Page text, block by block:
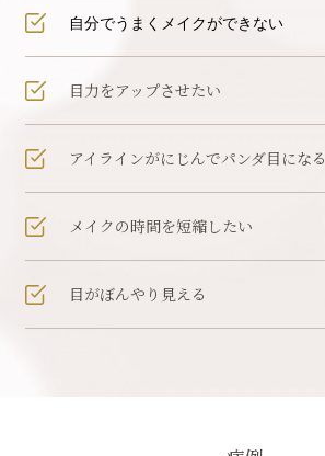
自分でうまくメイクができない
目力をアップさせたい
アイラインがにじんでパンダ目になる
メイクの時間を短縮したい
目がぼんやり見える